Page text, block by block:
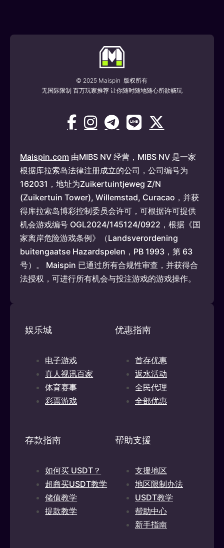
© 2025 Maispin 版权所有
无国际限制 百万玩家推荐 让你随时随地随心所欲畅玩
Maispin.com 由MIBS NV 经营，MIBS NV 是一家
根据库拉索岛法律注册成立的公司，公司编号为
162031，地址为Zuikertuintjeweg Z/N
(Zuikertuin Tower), Willemstad, Curacao，并获
得库拉索岛博彩控制委员会许可，可根据许可提供
机会游戏编号 OGL2024/145124/0922，根据《国
家离岸危险游戏条例》（Landsverordening
buitengaatse Hazardspelen，PB 1993，第 63
号）。 Maispin 已通过所有合规性审查，并获得合
法授权，可进行所有机会与投注游戏的游戏操作。
娱乐城
电子游戏
真人视讯百家
体育赛事
彩票游戏
优惠指南
首存优惠
返水活动
全民代理
全部优惠
存款指南
如何买 USDT？
超商买USDT教学
储值教学
提款教学
帮助支援
支援地区
地区限制办法
USDT教学
帮助中心
新手指南